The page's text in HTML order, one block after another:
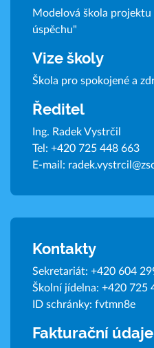
Modelová škola projektu
úspěchu"
Vize školy
Škola pro spokojené a
Ředitel
Ing. Radek Vystrčil
Tel: +420 725 448 663
E-mail:
Kontakty
Sekretariát: +420 604
Školní jídelna: +420 725
ID schránky: fvtmn8e
Fakturační údaje